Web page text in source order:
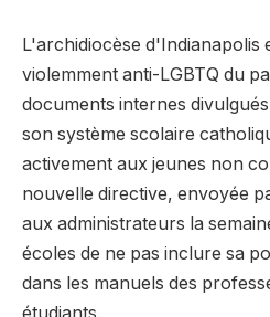
L'archidiocèse d'Indianapolis
violemment anti-LGBTQ du
documents internes
son système scolaire
activement aux jeunes non
nouvelle directive, envoyée
aux administrateurs la
écoles de ne pas inclure sa
dans les manuels des
étudiants.